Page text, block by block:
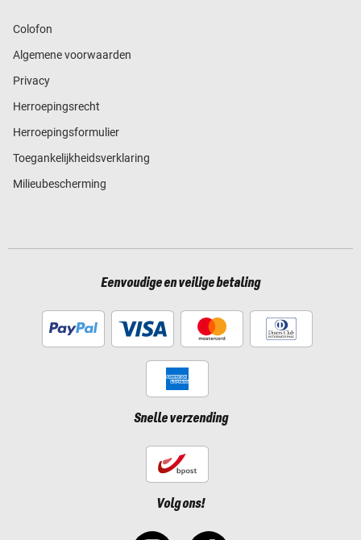
Colofon
Algemene voorwaarden
Privacy
Herroepingsrecht
Herroepingsformulier
Toegankelijkheidsverklaring
Milieubescherming
Eenvoudige en veilige betaling
Snelle verzending
Volg ons!